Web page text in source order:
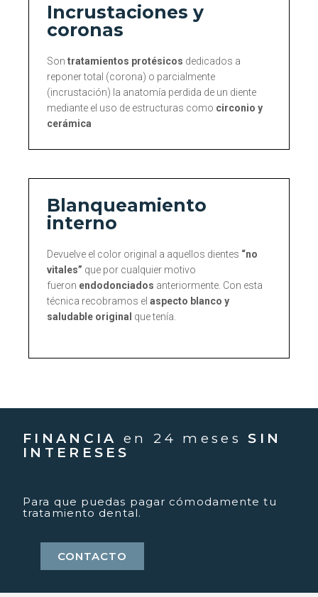
Incrustaciones y
coronas
Son tratamientos protésicos dedicados a
reponer total (corona) o parcialmente
(incrustación) la anatomía perdida de un diente
mediante el uso de estructuras como circonio y
cerámica
Blanqueamiento
interno
Devuelve el color original a aquellos dientes “no
vitales” que por cualquier motivo
fueron endodonciados anteriormente. Con esta
técnica recobramos el aspecto blanco y
saludable original que tenía.
FINANCIA en 24 mesesSIN
INTERESES
Para que puedas pagar cómodamente tu
tratamiento dental.
CONTACTO